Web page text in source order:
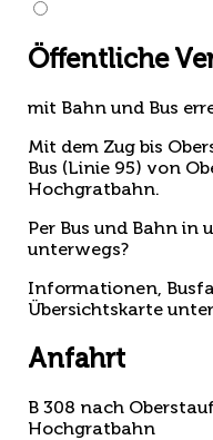
Öffentliche
mit Bahn und Bus
Mit dem Zug bis
Bus (Linie 95) von
Hochgratbahn.
Per Bus und Bahn in
unterwegs?
Informationen,
Übersichtskarte
Anfahrt
B 308 nach
Hochgratbahn